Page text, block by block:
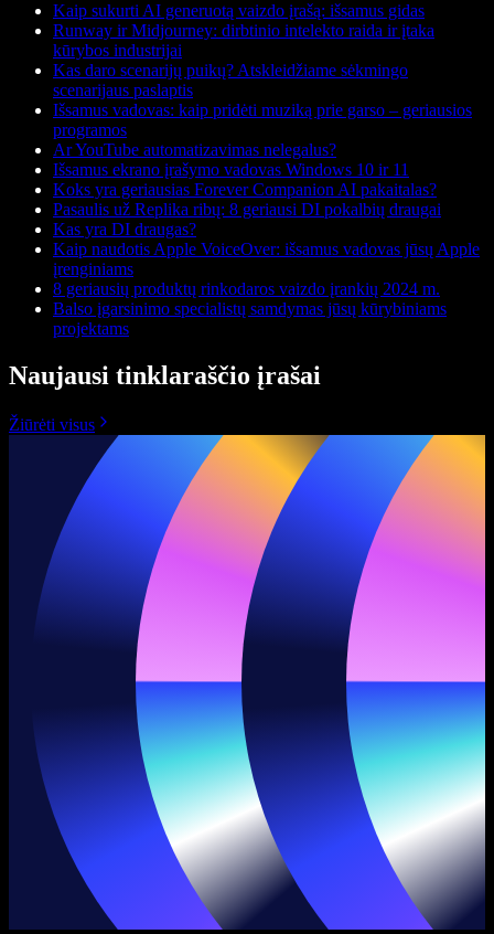
Kaip sukurti AI generuotą vaizdo įrašą: išsamus gidas
Runway ir Midjourney: dirbtinio intelekto raida ir įtaka
kūrybos industrijai
Kas daro scenarijų puikų? Atskleidžiame sėkmingo
scenarijaus paslaptis
Išsamus vadovas: kaip pridėti muziką prie garso – geriausios
programos
Ar YouTube automatizavimas nelegalus?
Išsamus ekrano įrašymo vadovas Windows 10 ir 11
Koks yra geriausias Forever Companion AI pakaitalas?
Pasaulis už Replika ribų: 8 geriausi DI pokalbių draugai
Kas yra DI draugas?
Kaip naudotis Apple VoiceOver: išsamus vadovas jūsų Apple
įrenginiams
8 geriausių produktų rinkodaros vaizdo įrankių 2024 m.
Balso įgarsinimo specialistų samdymas jūsų kūrybiniams
projektams
Naujausi tinklaraščio įrašai
Žiūrėti visus